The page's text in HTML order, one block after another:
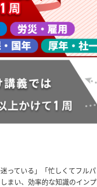
っている」「忙しくてフル
まい、効率的な知識のインプ